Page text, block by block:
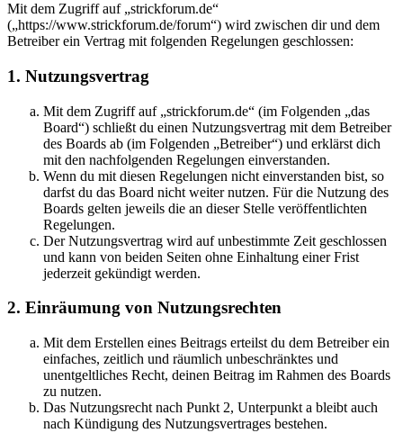
Mit dem Zugriff auf „strickforum.de“
(„https://www.strickforum.de/forum“) wird zwischen dir und dem
Betreiber ein Vertrag mit folgenden Regelungen geschlossen:
1. Nutzungsvertrag
Mit dem Zugriff auf „strickforum.de“ (im Folgenden „das
Board“) schließt du einen Nutzungsvertrag mit dem Betreiber
des Boards ab (im Folgenden „Betreiber“) und erklärst dich
mit den nachfolgenden Regelungen einverstanden.
Wenn du mit diesen Regelungen nicht einverstanden bist, so
darfst du das Board nicht weiter nutzen. Für die Nutzung des
Boards gelten jeweils die an dieser Stelle veröffentlichten
Regelungen.
Der Nutzungsvertrag wird auf unbestimmte Zeit geschlossen
und kann von beiden Seiten ohne Einhaltung einer Frist
jederzeit gekündigt werden.
2. Einräumung von Nutzungsrechten
Mit dem Erstellen eines Beitrags erteilst du dem Betreiber ein
einfaches, zeitlich und räumlich unbeschränktes und
unentgeltliches Recht, deinen Beitrag im Rahmen des Boards
zu nutzen.
Das Nutzungsrecht nach Punkt 2, Unterpunkt a bleibt auch
nach Kündigung des Nutzungsvertrages bestehen.